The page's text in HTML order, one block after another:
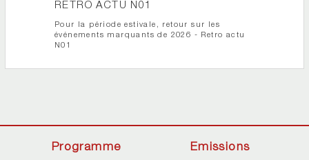
RETRO ACTU N01
Pour la période estivale, retour sur les
événements marquants de 2026 - Retro actu
N01
Programme Emissions